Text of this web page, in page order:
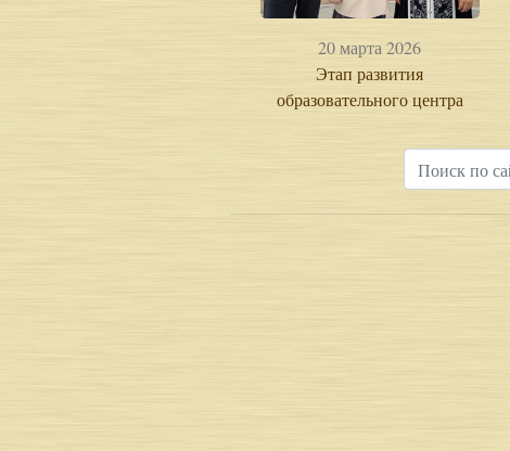
20 марта 2026
Этап развития
образовательного центра